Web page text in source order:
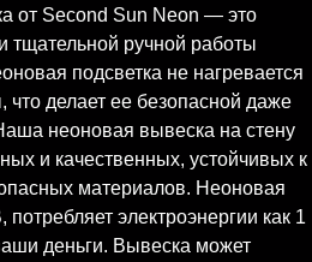
от Second Sun Neon — это
тщательной ручной работы
подсветка не нагревается
делает ее безопасной даже
неоновая вывеска на стену
и качественных, устойчивых к
материалов. Неоновая
потребляет электроэнергии как 1
деньги. Вывеска может